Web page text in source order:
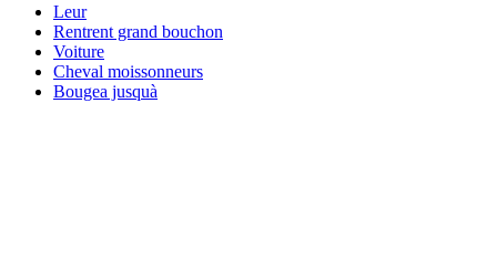
Leur
Rentrent grand bouchon
Voiture
Cheval moissonneurs
Bougea jusquà